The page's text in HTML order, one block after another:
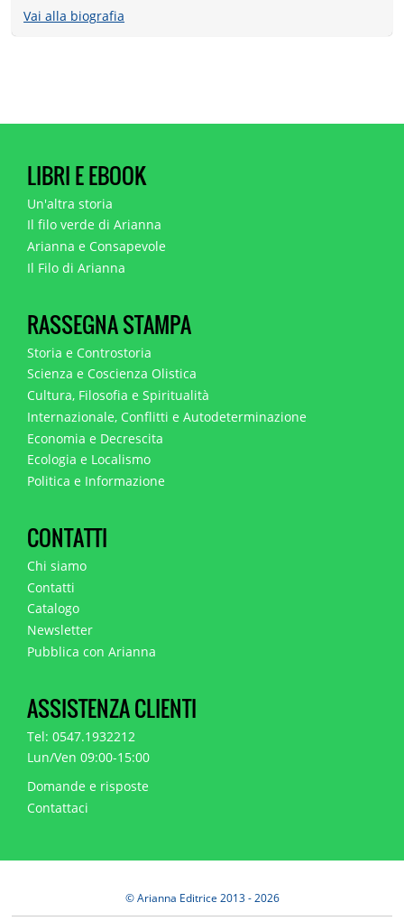
Vai alla biografia
LIBRI E EBOOK
Un'altra storia
Il filo verde di Arianna
Arianna e Consapevole
Il Filo di Arianna
RASSEGNA STAMPA
Storia e Controstoria
Scienza e Coscienza Olistica
Cultura, Filosofia e Spiritualità
Internazionale, Conflitti e Autodeterminazione
Economia e Decrescita
Ecologia e Localismo
Politica e Informazione
CONTATTI
Chi siamo
Contatti
Catalogo
Newsletter
Pubblica con Arianna
ASSISTENZA CLIENTI
Tel: 0547.1932212
Lun/Ven 09:00-15:00
Domande e risposte
Contattaci
© Arianna Editrice 2013 - 2026